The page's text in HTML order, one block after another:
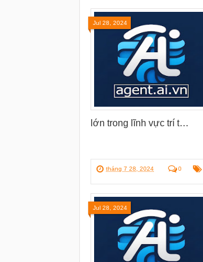
lớn trong lĩnh vực trí t…
tháng 7 28, 2024 0
Jul 28, 2024
Jul 28, 2024